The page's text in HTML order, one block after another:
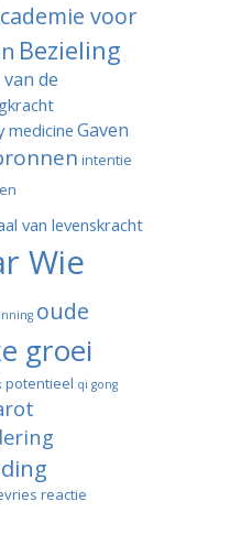
voor
Bezieling
de
medicineGaven
intentie
van levenskracht
Wie
oude
groei
potentieel qi gong
reactie